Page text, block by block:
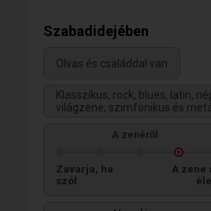
Szabadidejében
Olvas és családdal van
Klasszikus, rock, blues, latin,
világzene, szimfonikus és
A zenéről
Zavarja, ha
szól
A zene